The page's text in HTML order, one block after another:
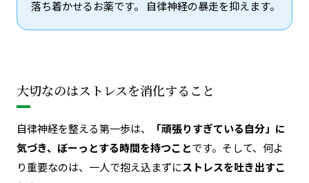
落ち着かせるお薬です。 自律神経の暴走を抑えます。
大切なのはストレスを消化すること
自律神経を整える第一歩は、
「頑張りすぎている自分」に
気づき、ぼーっとする時間を持つことです。そして、何よ
り重要なのは、一人で抱え込まずにストレスを吐き出すこ